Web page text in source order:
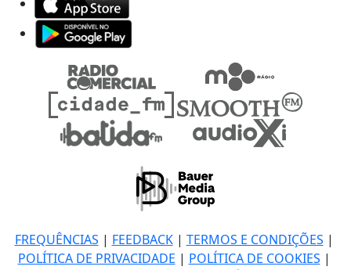
FREQUÊNCIAS | FEEDBACK| TERMOS E CONDIÇÕES |
POLÍTICA DE PRIVACIDADE | POLÍTICA DE COOKIES |